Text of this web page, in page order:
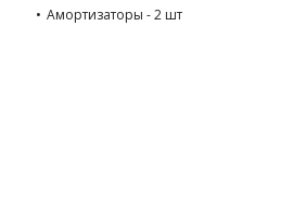
Амортизаторы - 2 шт